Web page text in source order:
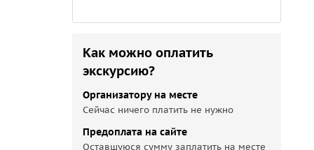
Как можно оплатить
экскурсию?
Организатору на месте
Сейчас ничего платить не нужно
Предоплата на сайте
Оставшуюся сумму заплатить на месте